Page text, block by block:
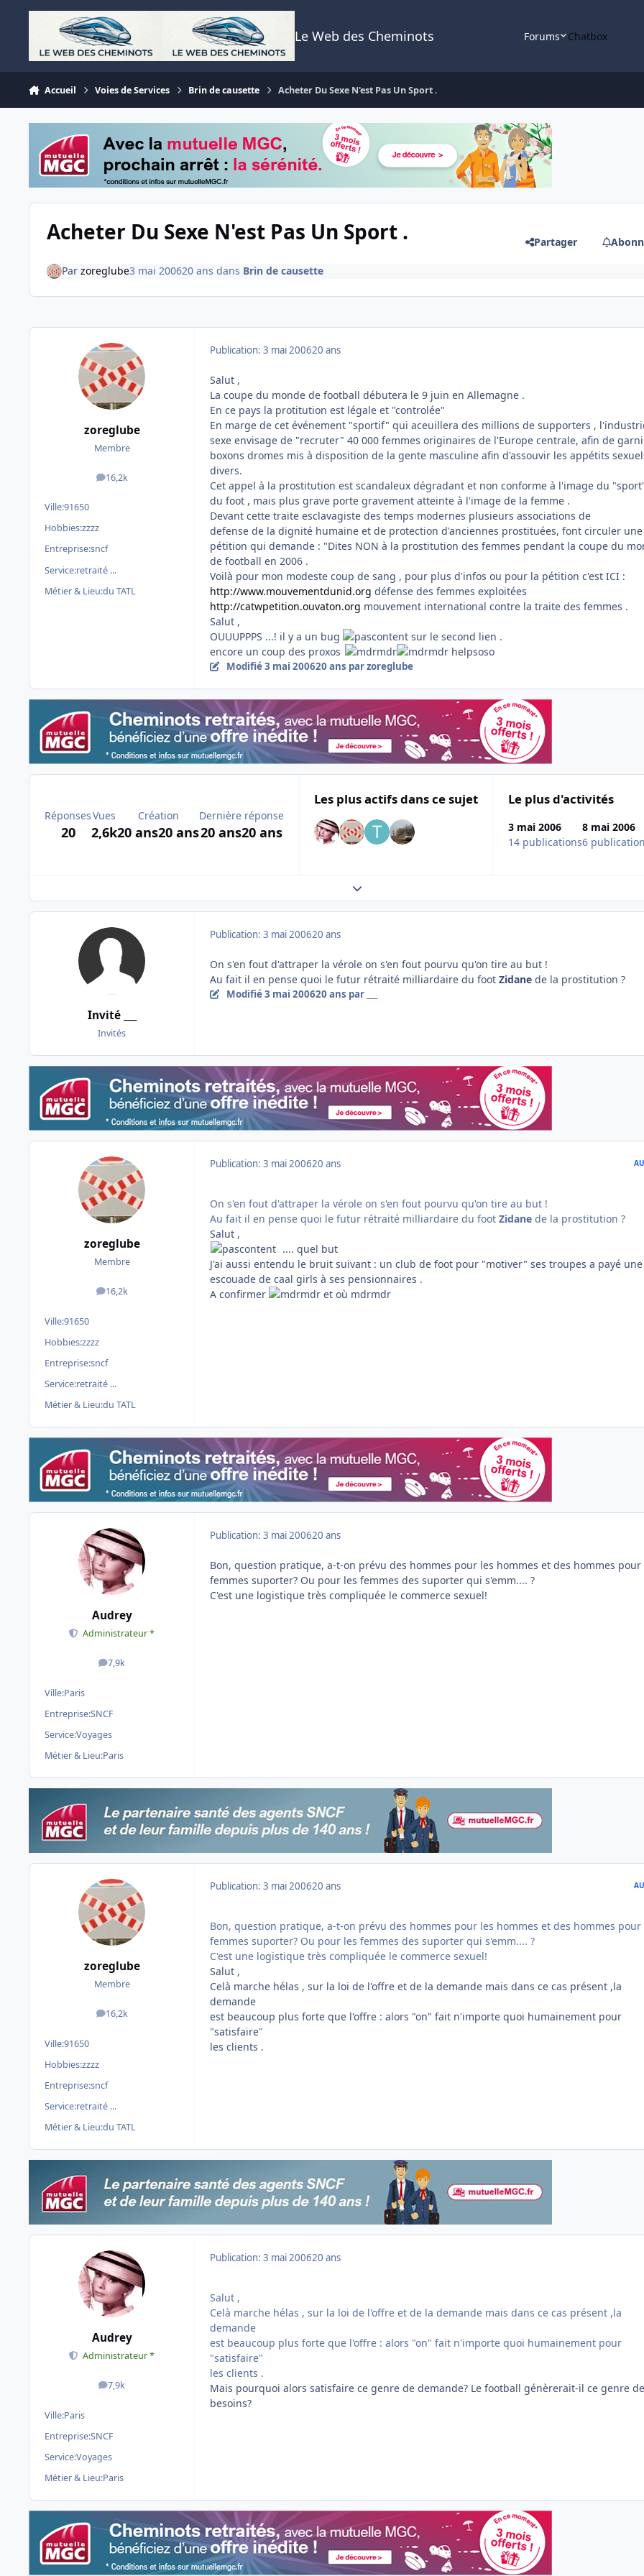
Aller au contenu
Le Web des Cheminots Forums Chatbox
Accueil Voies de Services Brin de causette Acheter Du Sexe N'est Pas Un Sport .
Acheter Du Sexe N'est Pas Un Sport . Partager
Par zoreglube3 mai 200620 ans dans Brin de causette
zoreglube
Membre
16,2k
messages
Ville:91650
Hobbies:zzzz
Entreprise:sncf
Service:retraité ...
Métier & Lieu:du TATL
Publication: 3 mai 200620 ans
Salut ,
La coupe du monde de football débutera le 9 juin en Allemagne .
En ce pays la protitution est légale et "controlée"
En marge de cet événement "sportif" qui aceuillera des millions de supporters ,
sexe envisage de "recruter" 40 000 femmes originaires de l'Europe centrale, afin de
boxons dromes mis à disposition de la gente masculine afin d'assouvir les appétits
divers.
Cet appel à la prostitution est scandaleux dégradant et non conforme à l'image du
du foot , mais plus grave porte gravement atteinte à l'image de la femme .
Devant cette traite esclavagiste des temps modernes plusieurs associations de
defense de la dignité humaine et de protection d'anciennes prostituées, font circuler une
pétition qui demande : "Dites NON à la prostitution des femmes pendant la coupe du
de football en 2006 .
Voilà pour mon modeste coup de sang , pour plus d'infos ou pour la pétition c'est ICI :
http://www.mouvementdunid.org défense des femmes exploitées
http://catwpetition.ouvaton.org mouvement international contre la traite des femmes .
Salut ,
OUUUPPPS ...! il y a un bug
sur le second lien .
encore un coup des proxos
helpsoso
Modifié3 mai 200620 ans par zoreglube
Réponses
20
Vues
2,6k
Création
20 ans20 ans
Dernière réponse
20 ans20 ans
Les plus actifs dans ce sujet Le plus d'activités
3 mai 2006
14 publications
8 mai 2006
6
Expand topic overview
Invité ___
Invités
Publication: 3 mai 200620 ans
On s'en fout d'attraper la vérole on s'en fout pourvu qu'on tire au but !
Au fait il en pense quoi le futur rétraité milliardaire du foot Zidane de la prostitution ?
Modifié3 mai 200620 ans par ___
zoreglube
Membre
16,2k
messages
Ville:91650
Hobbies:zzzz
Entreprise:sncf
Service:retraité ...
Métier & Lieu:du TATL
Publication: 3 mai 200620 ans
On s'en fout d'attraper la vérole on s'en fout pourvu qu'on tire au but !
Au fait il en pense quoi le futur rétraité milliardaire du foot Zidane de la prostitution ?
Salut ,
.... quel but
J'ai aussi entendu le bruit suivant : un club de foot pour "motiver" ses troupes a payé une
escouade de caal girls à ses pensionnaires .
A confirmer
et où mdrmdr
Audrey
Administrateur *
7,9k
messages
Ville:Paris
Entreprise:SNCF
Service:Voyages
Métier & Lieu:Paris
Publication: 3 mai 200620 ans
Bon, question pratique, a-t-on prévu des hommes pour les hommes et des hommes pour
femmes suporter? Ou pour les femmes des suporter qui s'emm.... ?
C'est une logistique très compliquée le commerce sexuel!
zoreglube
Membre
16,2k
messages
Ville:91650
Hobbies:zzzz
Entreprise:sncf
Service:retraité ...
Métier & Lieu:du TATL
Publication: 3 mai 200620 ans
Bon, question pratique, a-t-on prévu des hommes pour les hommes et des hommes pour
femmes suporter? Ou pour les femmes des suporter qui s'emm.... ?
C'est une logistique très compliquée le commerce sexuel!
Salut ,
Celà marche hélas , sur la loi de l'offre et de la demande mais dans ce cas présent ,la
demande
est beaucoup plus forte que l'offre : alors "on" fait n'importe quoi humainement pour
"satisfaire"
les clients .
Audrey
Administrateur *
7,9k
messages
Ville:Paris
Entreprise:SNCF
Service:Voyages
Métier & Lieu:Paris
Publication: 3 mai 200620 ans
Salut ,
Celà marche hélas , sur la loi de l'offre et de la demande mais dans ce cas présent ,la
demande
est beaucoup plus forte que l'offre : alors "on" fait n'importe quoi humainement pour
"satisfaire"
les clients .
Mais pourquoi alors satisfaire ce genre de demande? Le football génèrerait-il ce genre de
besoins?